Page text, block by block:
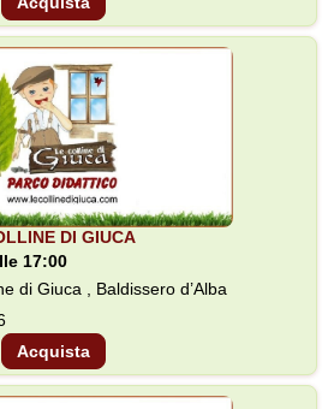
DI GIUCA
17:00
di Giuca , Baldissero d’Alba
Acquista